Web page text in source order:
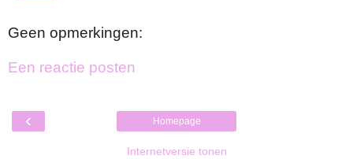
Geen opmerkingen:
Een reactie posten
‹ Homepage
Internetversie tonen